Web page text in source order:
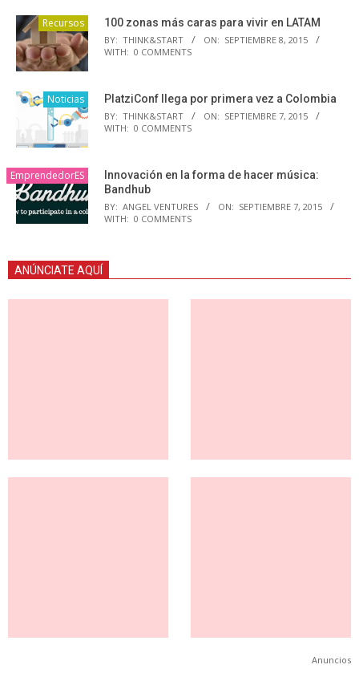
Recursos 100 zonas más caras para vivir en LATAM
BY: THINK&START ON: SEPTIEMBRE 8, 2015
WITH: 0 COMMENTS
Noticias PlatziConf llega por primera vez a Colombia
BY: THINK&START ON: SEPTIEMBRE 7, 2015
WITH: 0 COMMENTS
EmprendedorES
Innovación en la forma de hacer música:
Bandhub
BY: ANGEL VENTURES ON: SEPTIEMBRE 7, 2015
WITH: 0 COMMENTS
ANÚNCIATE AQUÍ
Anuncios